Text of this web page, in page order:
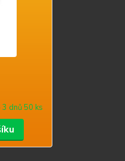
3 dnů 50 ks